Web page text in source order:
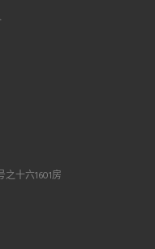
十六1601房